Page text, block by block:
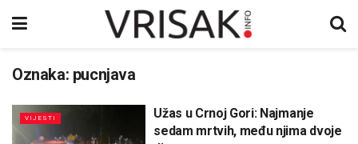
Oznaka: pucnjava
VIJESTI
Užas u Crnoj Gori: Najmanje
sedam mrtvih, među njima dvoje